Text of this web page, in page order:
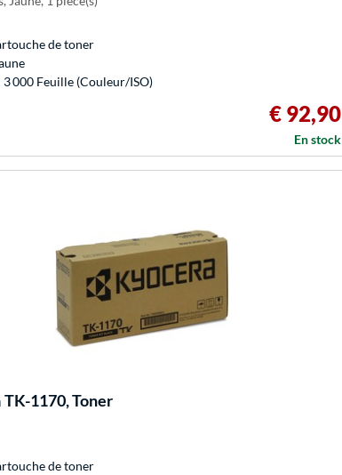
de toner
000 Feuille (Couleur/ISO)
€ 92,90
En stock
TK-1170, Toner
de toner